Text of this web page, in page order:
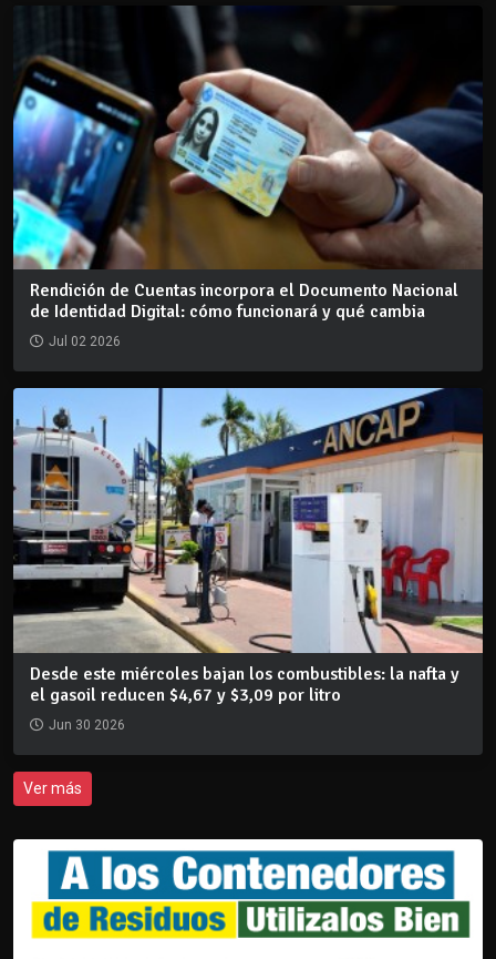
Rendición de Cuentas incorpora el Documento Nacional
de Identidad Digital: cómo funcionará y qué cambia
Jul 02 2026
Desde este miércoles bajan los combustibles: la nafta y
el gasoil reducen $4,67 y $3,09 por litro
Jun 30 2026
Ver más